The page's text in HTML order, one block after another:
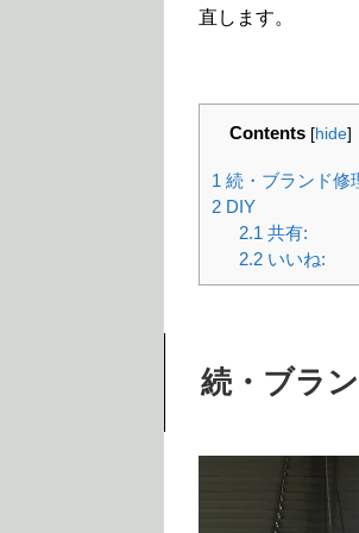
直します。
Contents [hide]
1 続・ブランド修
2 DIY
2.1 共有:
2.2いいね:
続・ブラ